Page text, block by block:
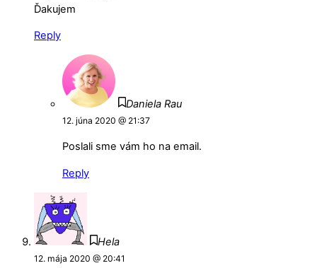
Ďakujem
Reply
Daniela Rau
12. júna 2020 @ 21:37
Poslali sme vám ho na email.
Reply
Hela
12. mája 2020 @ 20:41